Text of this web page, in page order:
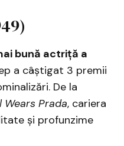
bună actriță a
a câștigat 3 premii
De la
Wears Prada, cariera
și profunzime